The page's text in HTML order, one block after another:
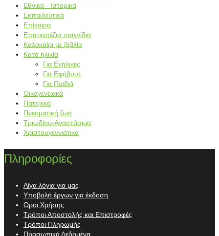
Εθνικά - Ιστορικά
Εκπαιδευτικά
Επίκαιρα
Επιτραπέζια παιχνίδια
Καλοκαίρι με βιβλίο
Κατά ηλικία
Για Ενήλικες
Για Εφήβους
Για Παιδιά
Οικογενειακά
Πατερικά
Πνευματική ζωή
Τριωδίου-Αναστάσιμα
Χριστουγεννιάτικα
Πληροφορίες
Λίγα λόγια για μας
Υποβολή έργων για έκδοση
Οροι Χρήσης
Τρόποι Αποστολής και Επιστροφές
Τρόποι Πληρωμής
Προσωπικά Δεδομένα